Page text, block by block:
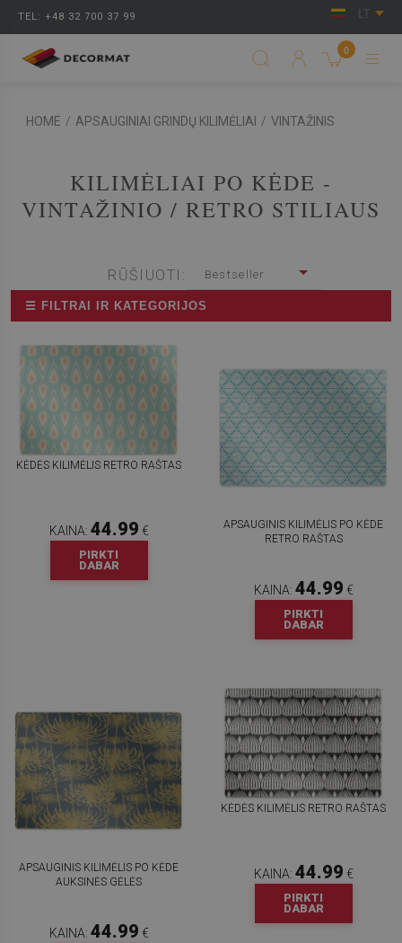
TEL: +48 32 700 37 99
0
HOME / APSAUGINIAI GRINDŲ KILIMĖLIAI / VINTAŽINIS
KILIMĖLIAI PO KĖDE -
VINTAŽINIO / RETRO STILIAUS
RŪŠIUOTI: Bestseller
☰ FILTRAI IR KATEGORIJOS
KĖDĖS KILIMĖLIS RETRO RAŠTAS
KAINA: 44.99 €
PIRKTI
DABAR
APSAUGINIS KILIMĖLIS PO KĖDE
RETRO RAŠTAS
KAINA: 44.99 €
PIRKTI
DABAR
APSAUGINIS KILIMĖLIS PO KĖDE
AUKSINĖS GĖLĖS
KAINA: 44.99 €
KĖDĖS KILIMĖLIS RETRO RAŠTAS
KAINA: 44.99 €
PIRKTI
DABAR